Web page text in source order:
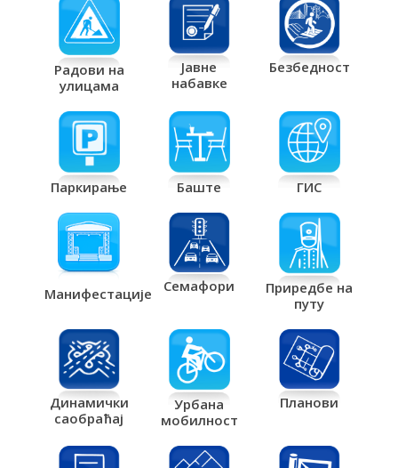
Радови на
улицама
Јавне
набавке
Безбедност
Паркирање Баште ГИС
Манифестације Семафори
Приредбе на
путу
Динамички
саобраћај
Урбана
мобилност
Планови